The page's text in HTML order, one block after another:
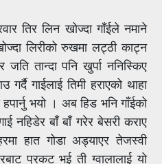
तिर लिन खोज्दा गाँईले नमाने
लिरीको रुखमा लट्ठी काट्न
तान्दा पनि खुर्पा ननिस्किए
गर्दै गाईलाई तिमी हराएको थाहा
भयो । अब हिड भनि गाँईको
नहिडेर बाँ बाँ गरेर बेसरी कराए
हात गोडा अड्याएर तेजस्वी
प्रकट भई ती ग्वालालाई यो